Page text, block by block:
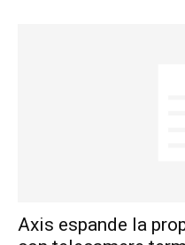
Axis espande la